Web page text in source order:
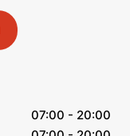
07:00 - 20:00